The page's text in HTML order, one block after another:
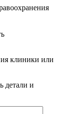
клиники или
детали и